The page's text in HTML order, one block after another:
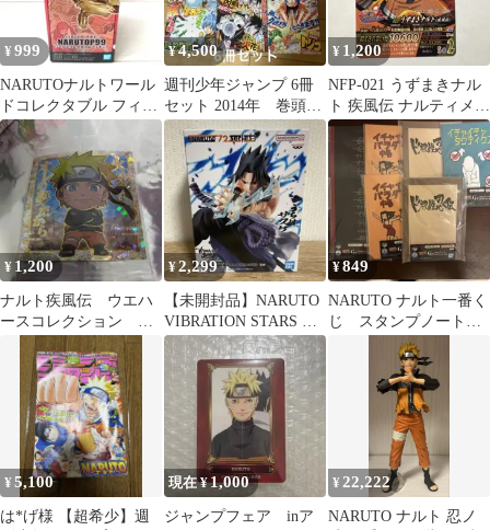
¥ 999
NARUTOナルトワール
ドコレクタブル フィギ
ュア Vol.3 波風ミナト
¥4,500
週刊少年ジャンプ 6冊
セット 2014年 巻頭カ
ラー MARUTO ナルト
¥ 1,200
NFP-021 うずまきナル
ト 疾風伝 ナルティメッ
トフォーメーション プ
ロモ
¥ 1,200
ナルト疾風伝 ウエハ
ースコレクション ス
テッカー シークレッ
ト 新品
¥2,299
【未開封品】NARUTO
VIBRATION STARS う
ちはサスケ
¥849
NARUTO ナルト一番く
じ スタンプノートコ
レクション 7つ
¥5,100
は*げ様 【超希少】週
現在 ¥1,000
ジャンプフェア inア
¥ 22,222
NARUTO ナルト 忍ノ